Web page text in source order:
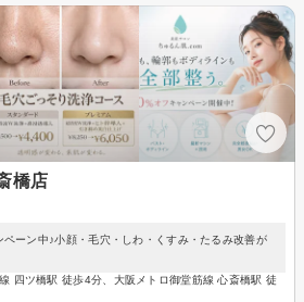
橋店
ペーン中♪小顔・毛穴・しわ・くすみ・たるみ改善が
四ツ橋駅 徒歩4分、大阪メトロ御堂筋線 心斎橋駅 徒